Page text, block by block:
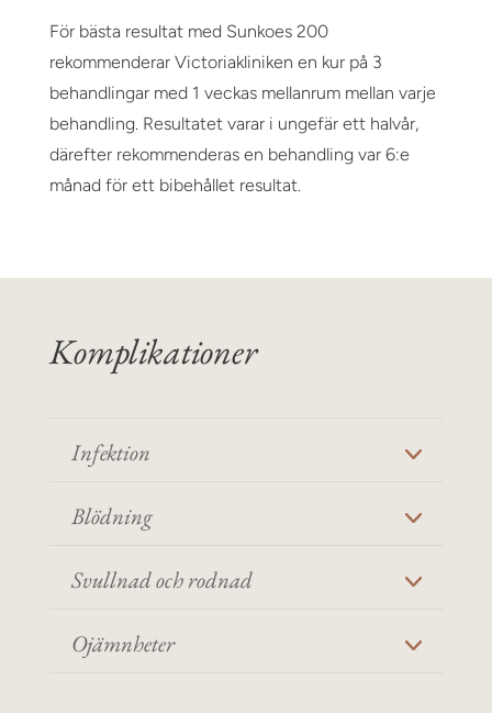
För bästa resultat med Sunkoes 200
rekommenderar Victoriakliniken en kur på 3
behandlingar med 1 veckas mellanrum mellan varje
behandling. Resultatet varar i ungefär ett halvår,
därefter rekommenderas en behandling var 6:e
månad för ett bibehållet resultat.
Komplikationer
Infektion
Blödning
Svullnad och rodnad
Ojämnheter